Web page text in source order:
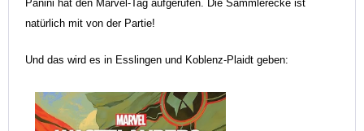
Panini hat den Marvel-Tag aufgerufen. Die Sammlerecke ist
natürlich mit von der Partie!
Und das wird es in Esslingen und Koblenz-Plaidt geben: